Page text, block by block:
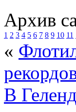
Архив
1 2 3 4 5 6 7 8 9 10 11
«
В